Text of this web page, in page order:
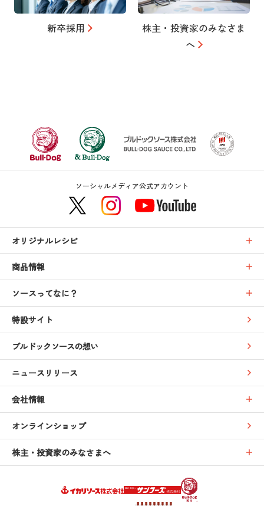
新卒採用
株主・投資家のみなさま
へ
ソーシャルメディア公式アカウント
オリジナルレシピ
商品情報
ソースってなに？
特設サイト
ブルドックソースの想い
ニュースリリース
会社情報
オンラインショップ
株主・投資家のみなさまへ